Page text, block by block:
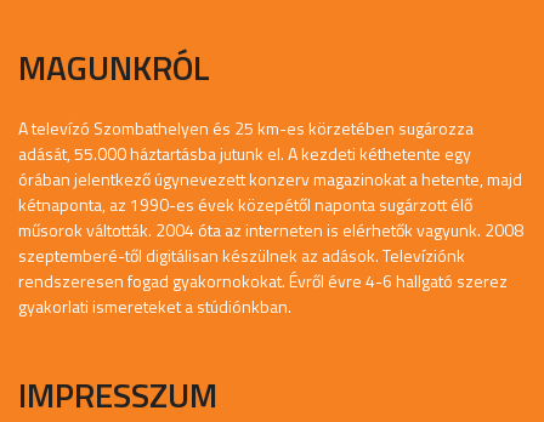
MAGUNKRÓL
A televízó Szombathelyen és 25 km-es körzetében sugározza
adását, 55.000 háztartásba jutunk el. A kezdeti kéthetente egy
órában jelentkező úgynevezett konzerv magazinokat a hetente, majd
kétnaponta, az 1990-es évek közepétől naponta sugárzott élő
műsorok váltották. 2004 óta az interneten is elérhetők vagyunk. 2008
szeptemberé-től digitálisan készülnek az adások. Televíziónk
rendszeresen fogad gyakornokokat. Évről évre 4-6 hallgató szerez
gyakorlati ismereteket a stúdiónkban.
IMPRESSZUM